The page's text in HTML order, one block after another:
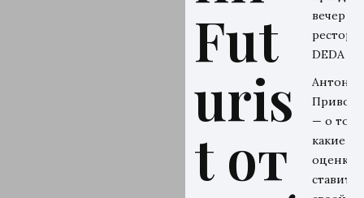
Fut
uris
t от
вечер в
DEDA
Антон
— о том,
какие
оценки
ставит